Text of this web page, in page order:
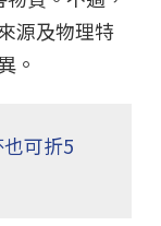
源及物理特
。
可折5